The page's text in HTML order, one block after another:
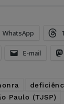
WhatsApp
E-mail
Paulo (TJSP)